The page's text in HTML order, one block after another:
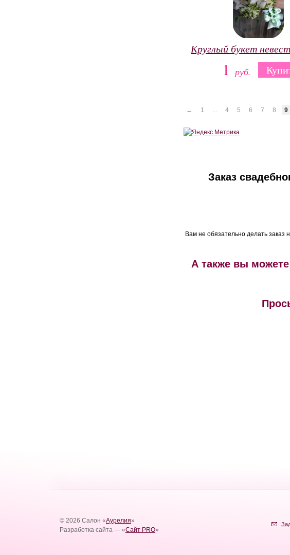
Круглый букет
1 руб.
← 1 ... 4 5 6 7 8 9
Заказ
Вам не обязательно делать заказ
А также вы
© 2026 Салон «Аурелия»
Разработка сайта — «Сайт PRO»